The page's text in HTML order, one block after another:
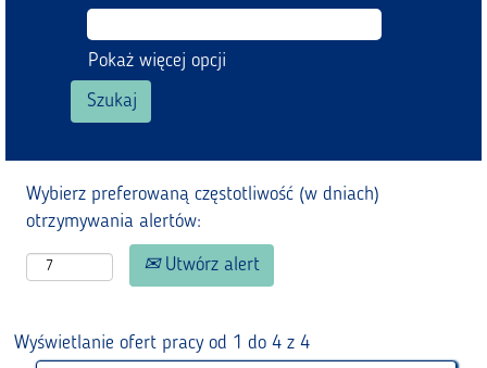
Pokaż więcej opcji
Wybierz preferowaną częstotliwość (w dniach)
otrzymywania alertów:
Utwórz alert
Wyświetlanie ofert pracy od 1 do 4 z 4Szukaj